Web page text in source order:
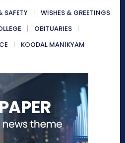
SAFETY
WISHES & GREETINGS
OBITUARIES
KOODAL MANIKYAM